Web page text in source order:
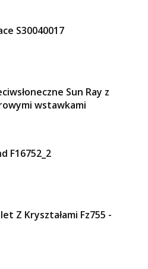
S30040017
Sun Ray z
wstawkami
F16752_2
Z Kryształami Fz755 -